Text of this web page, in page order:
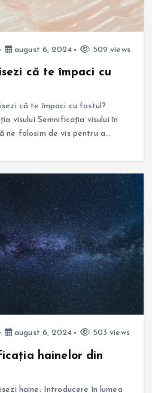
august 6, 2024 509 views
că te împaci cu
că te împaci cu fostul?
visului Semnificația visului în
ne folosim de vis pentru a…
august 6, 2024 503 views
hainelor din
haine: Introducere în lumea